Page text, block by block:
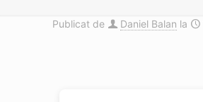
Publicat de Daniel Balan la